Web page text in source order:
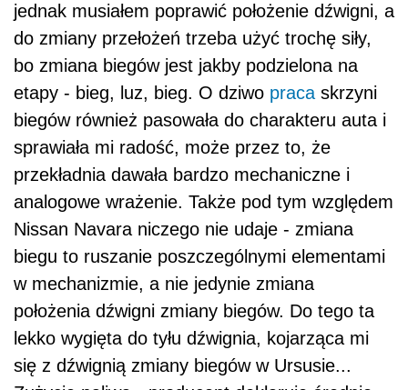
jednak musiałem poprawić położenie dźwigni, a
do zmiany przełożeń trzeba użyć trochę siły,
bo zmiana biegów jest jakby podzielona na
etapy - bieg, luz, bieg. O dziwo praca skrzyni
biegów również pasowała do charakteru auta i
sprawiała mi radość, może przez to, że
przekładnia dawała bardzo mechaniczne i
analogowe wrażenie. Także pod tym względem
Nissan Navara niczego nie udaje - zmiana
biegu to ruszanie poszczególnymi elementami
w mechanizmie, a nie jedynie zmiana
położenia dźwigni zmiany biegów. Do tego ta
lekko wygięta do tyłu dźwignia, kojarząca mi
się z dźwignią zmiany biegów w Ursusie...